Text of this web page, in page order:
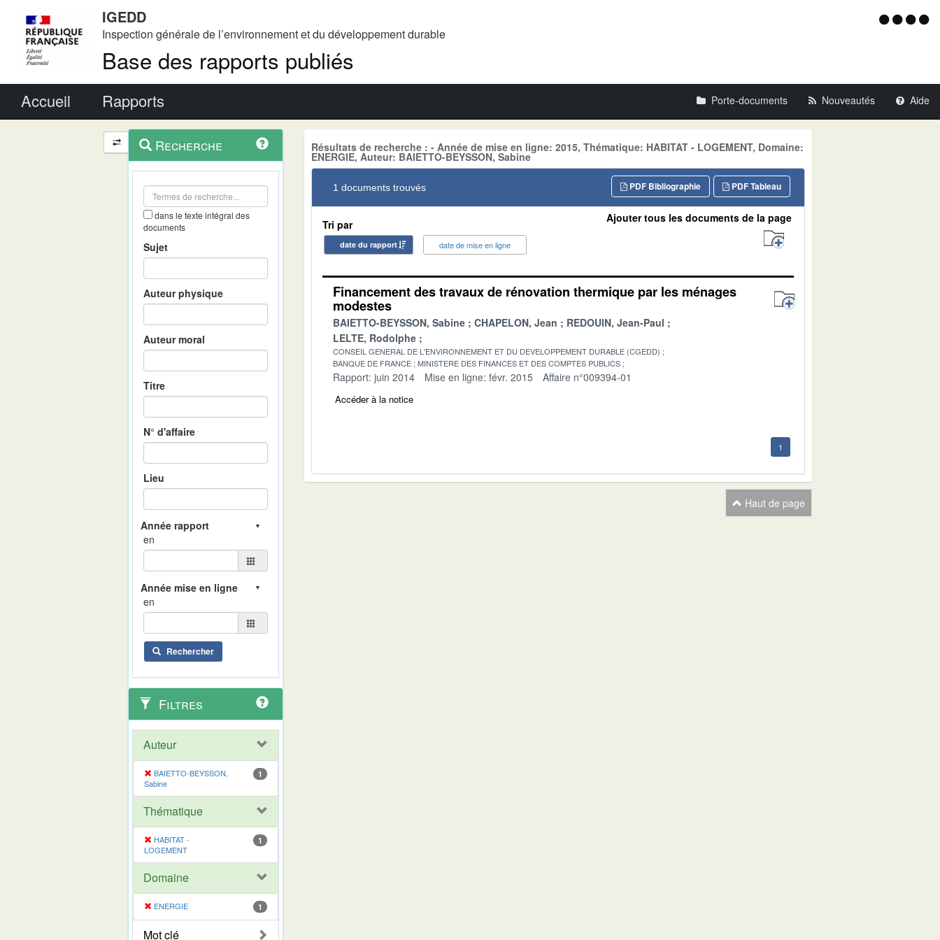
IGEDD
Inspection générale de l’environnement et du développement durable
Base des rapports publiés
Menu
Accueil Rapports Porte-documents Nouveautés Aide
Navigation
et
outils
contextuel
Recherche
dans le texte intégral des
documents
Sujet
Auteur physique
Auteur moral
Titre
N° d'affaire
Lieu
en
en
Rechercher
Filtres
Auteur
BAIETTO-BEYSSON,
Sabine
1
Thématique
HABITAT -
LOGEMENT
1
Domaine
ENERGIE 1
Mot clé
Résultats de recherche : - Année de mise en ligne: 2015, Thématique: HABITAT - LOGEMENT, Domaine:
ENERGIE, Auteur: BAIETTO-BEYSSON, Sabine
1 documents trouvés PDF Tableau
PDF Bibliographie
Tri par
date du rapport date de mise en ligne
Ajouter tous les documents de la page
Financement des travaux de rénovation thermique par les ménages
modestes
BAIETTO-BEYSSON, Sabine CHAPELON, Jean
REDOUIN, Jean-Paul
LELTE, Rodolphe
CONSEIL GENERAL DE L'ENVIRONNEMENT ET DU DEVELOPPEMENT DURABLE (CGEDD)
BANQUE DE FRANCE MINISTERE DES FINANCES ET DES COMPTES PUBLICS
Rapport: juin 2014 Mise en ligne: févr. 2015 Affaire n°009394-01
Accéder à la notice
1
Haut de page